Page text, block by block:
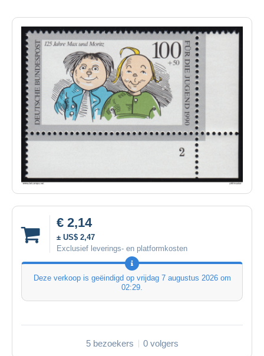
€ 2,14
± US$ 2,47
Exclusief leverings- en platformkosten
Deze verkoop is geëindigd op vrijdag 7 augustus 2026 om
02:29.
5 bezoekers 0 volgers